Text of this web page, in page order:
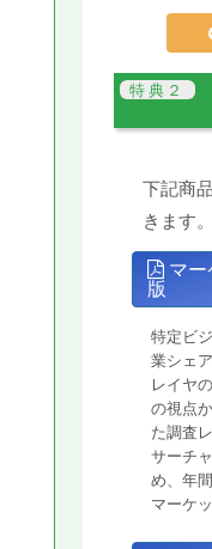
下記商
きます。
マー
版
特定ビ
業シェ
レイヤ
の視点
た調査
サーチ
め、年
マーケ